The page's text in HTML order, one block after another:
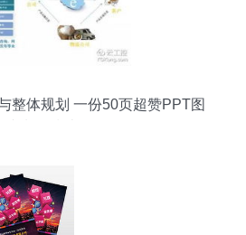
整体规划 一份50页超赞PPT图